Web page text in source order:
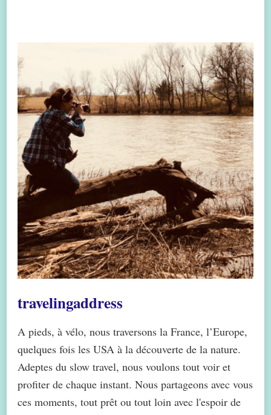
travelingaddress
A pieds, à vélo, nous traversons la France, l’Europe,
quelques fois les USA à la découverte de la nature.
Adeptes du slow travel, nous voulons tout voir et
profiter de chaque instant. Nous partageons avec vous
ces moments, tout prêt ou tout loin avec l'espoir de